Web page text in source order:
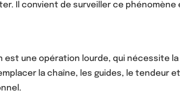
Il convient de surveiller ce phénomène
une opération lourde, qui nécessite
la chaîne, les guides, le tendeur